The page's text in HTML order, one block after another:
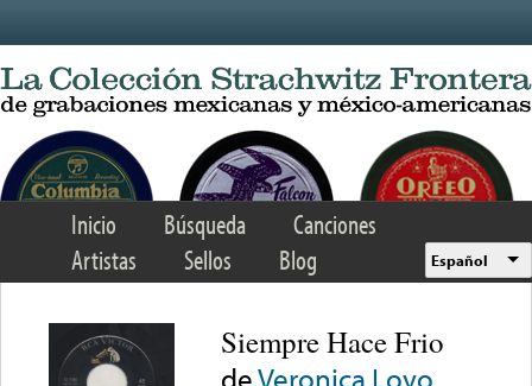
Inicio Búsqueda
Canciones
Artistas
Sellos Blog Español
Siempre Hace Frio
deVeronica Loyo